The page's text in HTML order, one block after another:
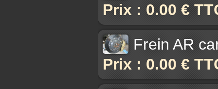
Prix : 0.00 €
Frein AR
Prix : 0.00 €